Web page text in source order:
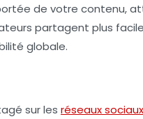
de votre contenu,
partagent plus
globale.
sur les réseaux sociaux